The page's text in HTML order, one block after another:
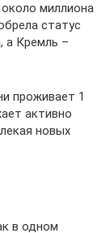
миллиона
статус
а Кремль –
проживает 1
активно
новых
в одном